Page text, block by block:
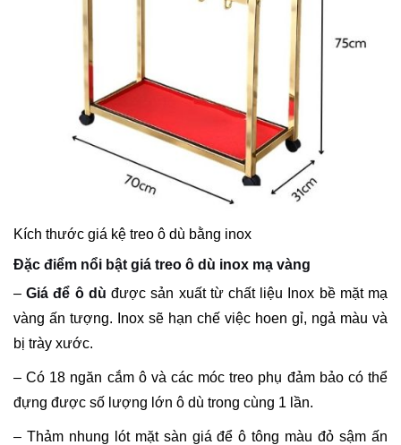
Kích thước giá kệ treo ô dù bằng inox
Đặc điểm nổi bật giá treo ô dù inox mạ vàng
–Giá để ô dù được sản xuất từ chất liệu Inox bề mặt mạ
vàng ấn tượng. Inox sẽ hạn chế việc hoen gỉ, ngả màu và
bị trày xước.
– Có 18 ngăn cắm ô và các móc treo phụ đảm bảo có thể
đựng được số lượng lớn ô dù trong cùng 1 lần.
– Thảm nhung lót mặt sàn giá để ô tông màu đỏ sậm ấn